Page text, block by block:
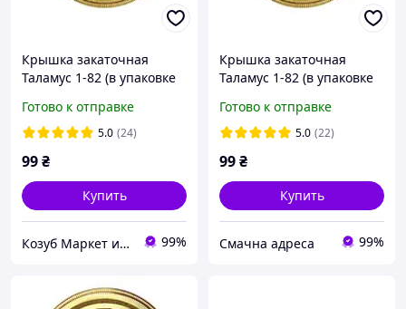
Крышка закаточная
Таламус 1-82 (в упаковке
Готово к отправке
5.0 (24)
99₴
Купить
Козуб Маркет интернет-магазин 99%
Крышка закаточная
Таламус 1-82 (в упаковке
Готово к отправке
5.0 (22)
99₴
Купить
Смачна адреса 99%